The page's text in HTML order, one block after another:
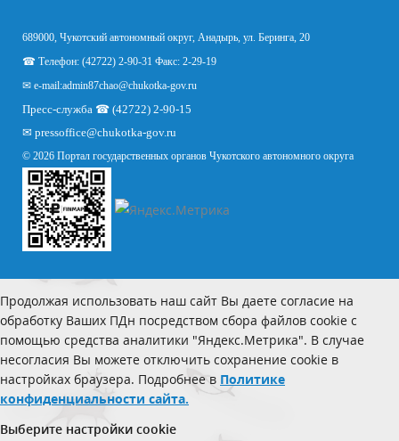
689000, Чукотский автономный округ, Анадырь, ул. Беринга, 20
☎ Телефон: (42722) 2-90-31 Факс: 2-29-19
✉ e-mail:admin87chao@chukotka-gov.ru
Пресс-служба ☎ (42722) 2-90-15
✉ pressoffice@chukotka-gov.ru
© 2026 Портал государственных органов Чукотского автономного округа
Продолжая использовать наш сайт Вы даете согласие на
обработку Ваших ПДн посредством сбора файлов cookie с
помощью средства аналитики "Яндекс.Метрика". В случае
несогласия Вы можете отключить сохранение cookie в
настройках браузера. Подробнее в Политике
конфиденциальности сайта.
Выберите настройки cookie